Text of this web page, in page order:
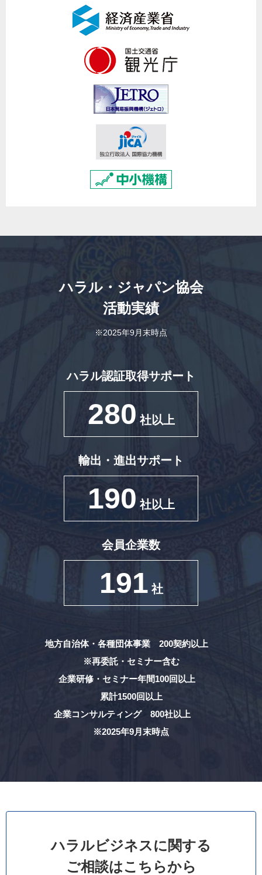
ハラル・ジャパン協会
活動実績
※2025年9月末時点
ハラル認証取得サポート
280 社以上
輸出・進出サポート
190 社以上
会員企業数
191 社
地方自治体・各種団体事業 200契約以上
※再委託・セミナー含む
企業研修・セミナー年間100回以上
累計1500回以上
企業コンサルティング 800社以上
※2025年9月末時点
ハラルビジネスに関する
ご相談はこちらから